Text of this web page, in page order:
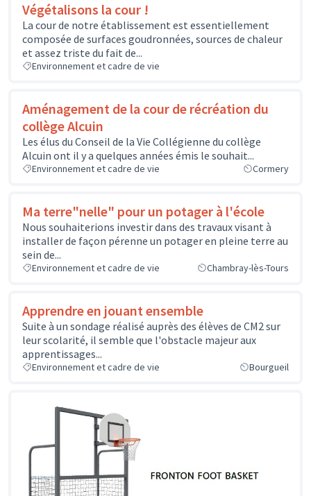
Végétalisons la cour !
La cour de notre établissement est essentiellement
composée de surfaces goudronnées, sources de chaleur
et assez triste du fait de...
Environnement et cadre de vie
Aménagement de la cour de récréation du
collège Alcuin
Les élus du Conseil de la Vie Collégienne du collège
Alcuin ont il y a quelques années émis le souhait...
Environnement et cadre de vie Cormery
Ma terre"nelle" pour un potager à l'école
Nous souhaiterions investir dans des travaux visant à
installer de façon pérenne un potager en pleine terre au
sein de...
Environnement et cadre de vie Chambray-lès-Tours
Apprendre en jouant ensemble
Suite à un sondage réalisé auprès des élèves de CM2 sur
leur scolarité, il semble que l'obstacle majeur aux
apprentissages...
Environnement et cadre de vie Bourgueil